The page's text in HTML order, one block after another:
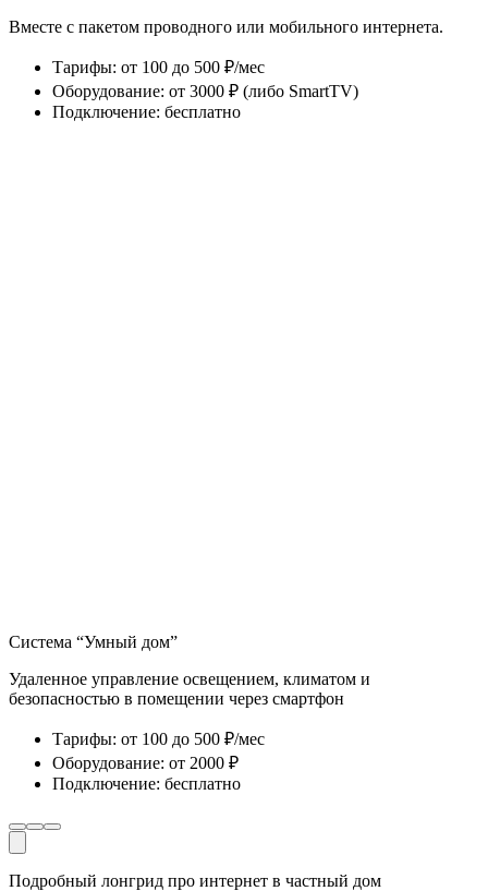
Вместе с пакетом проводного или мобильного интернета.
Тарифы: от 100 до 500 ₽/мес
Оборудование: от 3000 ₽ (либо SmartTV)
Подключение: бесплатно
Система “Умный дом”
Удаленное управление освещением, климатом и
безопасностью в помещении через смартфон
Тарифы: от 100 до 500 ₽/мес
Оборудование: от 2000 ₽
Подключение: бесплатно
Подробный лонгрид про интернет в частный дом